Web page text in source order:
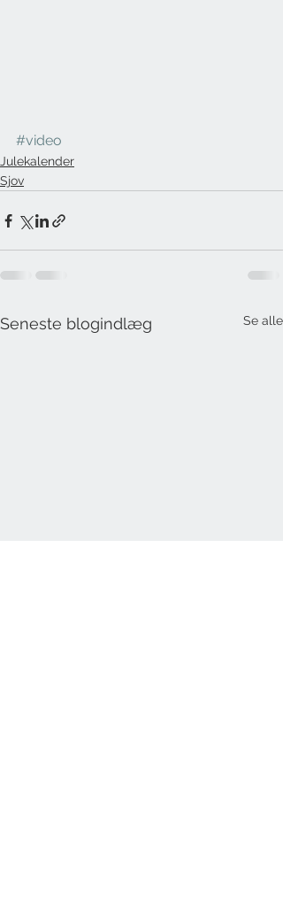
#video
Julekalender
Sjov
Seneste blogindlæg Se alle